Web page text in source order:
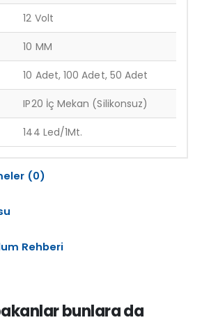
12 Volt
10 MM
10 Adet, 100 Adet, 50 Adet
IP20 İç Mekan (Silikonsuz)
144 Led/1Mt.
(0)
Rehberi
bunlara da